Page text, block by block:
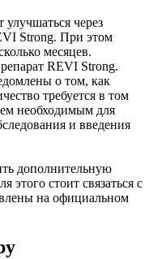
через
Strong. При этом
месяцев.
REVI Strong.
о том, как
требуется в том
необходимым для
и введения
дополнительную
этого стоит связаться с
на официальном